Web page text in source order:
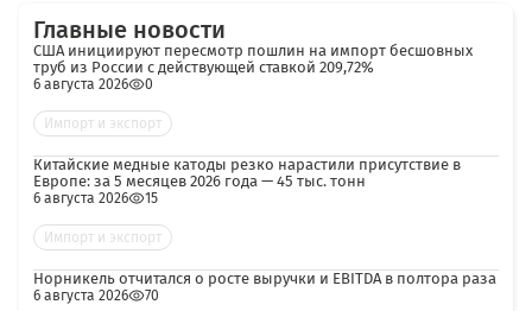
Главные новости
США инициируют пересмотр пошлин на импорт бесшовных
труб из России с действующей ставкой 209,72%
6 августа 2026 0
Импорт и экспорт
Китайские медные катоды резко нарастили присутствие в
Европе: за 5 месяцев 2026 года — 45 тыс. тонн
6 августа 2026 15
Импорт и экспорт
Норникель отчитался о росте выручки и EBITDA в полтора раза
6 августа 2026 70